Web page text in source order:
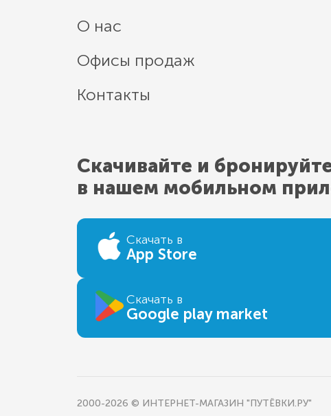
О нас
Офисы продаж
Контакты
Скачивайте и
в нашем мобильном
Скачать в
App Store
Скачать в
Google play market
2000-2026 © ИНТЕРНЕТ-МАГАЗИН "ПУТЁВКИ.РУ"